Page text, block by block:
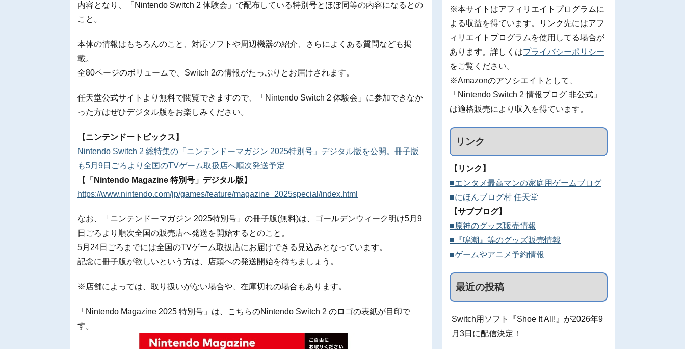
内容となり、「Nintendo Switch 2 体験会」で配布している特別号とほぼ同等の内容になるとの
こと。
本体の情報はもちろんのこと、対応ソフトや周辺機器の紹介、さらによくある質問なども掲
載。
全80ページのボリュームで、Switch 2の情報がたっぷりとお届けされます。
任天堂公式サイトより無料で閲覧できますので、「Nintendo Switch 2 体験会」に参加できなか
った方はぜひデジタル版をお楽しみください。
【ニンテンドートピックス】
Nintendo Switch 2 総特集の「ニンテンドーマガジン 2025特別号」デジタル版を公開。冊子版
も5月9日ごろより全国のTVゲーム取扱店へ順次発送予定
【「Nintendo Magazine 特別号」デジタル版】
https://www.nintendo.com/jp/games/feature/magazine_2025special/index.html
なお、「ニンテンドーマガジン 2025特別号」の冊子版(無料)は、ゴールデンウィーク明け5月9
日ごろより順次全国の販売店へ発送を開始するとのこと。
5月24日ごろまでには全国のTVゲーム取扱店にお届けできる見込みとなっています。
記念に冊子版が欲しいという方は、店頭への発送開始を待ちましょう。
※店舗によっては、取り扱いがない場合や、在庫切れの場合もあります。
「Nintendo Magazine 2025 特別号」は、こちらのNintendo Switch 2 のロゴの表紙が目印で
す。
※本サイトはアフィリエイトプログラムに
よる収益を得ています。リンク先にはアフ
ィリエイトプログラムを使用してる場合が
あります。詳しくはプライバシーポリシー
をご覧ください。
※Amazonのアソシエイトとして、
「Nintendo Switch 2 情報ブログ 非公式」
は適格販売により収入を得ています。
リンク
【リンク】
■エンタメ最高マンの家庭用ゲームブログ
■にほんブログ村 任天堂
【サブブログ】
■原神のグッズ販売情報
■『鳴潮』等のグッズ販売情報
■ゲームやアニメ予約情報
最近の投稿
Switch用ソフト『Shoe It All!』が2026年9
月3日に配信決定！